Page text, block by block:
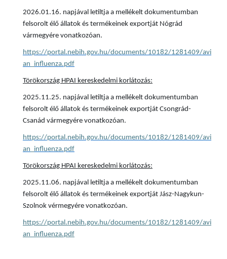
2026.01.16. napjával letiltja a mellékelt dokumentumban
felsorolt élő állatok és termékeinek exportját Nógrád
vármegyére vonatkozóan.
https://portal.nebih.gov.hu/documents/10182/1281409/avi
an_influenza.pdf
Törökország HPAI kereskedelmi korlátozás:
2025.11.25. napjával letiltja a mellékelt dokumentumban
felsorolt élő állatok és termékeinek exportját Csongrád-
Csanád vármegyére vonatkozóan.
https://portal.nebih.gov.hu/documents/10182/1281409/avi
an_influenza.pdf
Törökország HPAI kereskedelmi korlátozás:
2025.11.06. napjával letiltja a mellékelt dokumentumban
felsorolt élő állatok és termékeinek exportját Jász-Nagykun-
Szolnok vérmegyére vonatkozóan.
https://portal.nebih.gov.hu/documents/10182/1281409/avi
an_influenza.pdf